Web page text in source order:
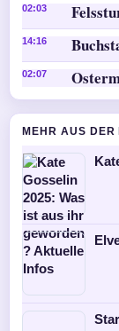
02:03
14:16
02:07
MEHR AUS DER